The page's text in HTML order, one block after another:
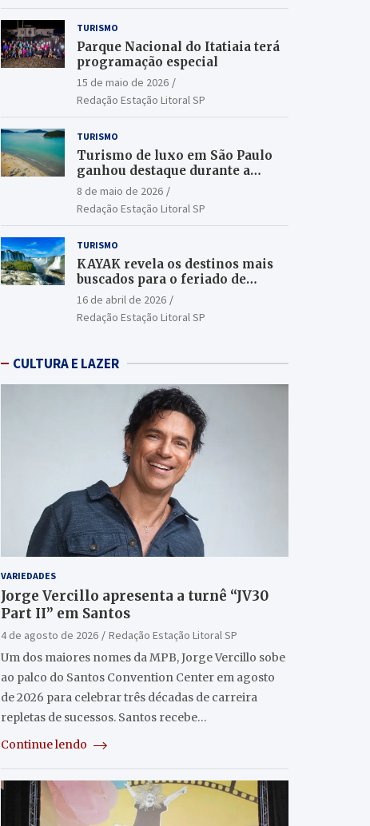
TURISMO
Parque Nacional do Itatiaia terá
programação especial
15 de maio de 2026
Redação Estação Litoral SP
TURISMO
Turismo de luxo em São Paulo
ganhou destaque durante a
ILTM Latin America 2026
8 de maio de 2026
Redação Estação Litoral SP
TURISMO
KAYAK revela os destinos mais
buscados para o feriado de
Tiradentes
16 de abril de 2026
Redação Estação Litoral SP
CULTURA E LAZER
VARIEDADES
Jorge Vercillo apresenta a turnê “JV30
Part II” em Santos
4 de agosto de 2026
Redação Estação Litoral SP
Um dos maiores nomes da MPB, Jorge Vercillo sobe
ao palco do Santos Convention Center em agosto
de 2026 para celebrar três décadas de carreira
repletas de sucessos. Santos recebe…
Continue lendo